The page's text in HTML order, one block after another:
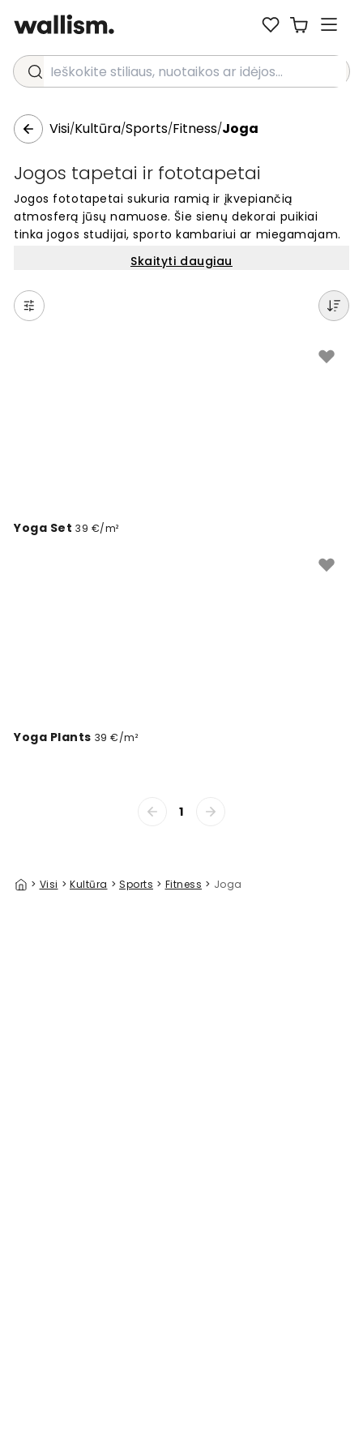
Ieškokite stiliaus, nuotaikos ar idėjos...
Visi/Kultūra/Sports/Fitness/Joga
Jogos tapetai ir fototapetai
Jogos fototapetai sukuria ramią ir įkvepiančią
atmosferą jūsų namuose. Šie sienų dekorai puikiai
tinka jogos studijai, sporto kambariui ar miegamajam.
Rasite dizainus su meditacijomis, lotoso pozomis ir
ramybę skatinančiais motyvais. Fototapetai padeda
sukurti erdvę, kuri skatina atsipalaidavimą ir
susikaupimą. Paprasta užsisakyti internetu ir pritaikyti
pagal jūsų sienos dydį. Atraskite unikalius dizainus,
Skaityti daugiau
Yoga Set 39 €/m²
Yoga Plants 39 €/m²
1
> Visi > Kultūra > Sports > Fitness > Joga